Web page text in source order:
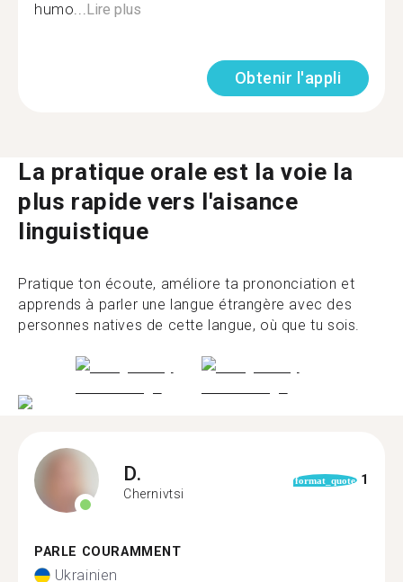
humo...Lire plus
Obtenir l'appli
La pratique orale est la voie la
plus rapide vers l'aisance
linguistique
Pratique ton écoute, améliore ta prononciation et
apprends à parler une langue étrangère avec des
personnes natives de cette langue, où que tu sois.
D.
Chernivtsi
format_quote 1
PARLE COURAMMENT
Ukrainien